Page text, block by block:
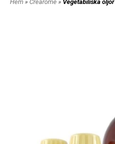
Hem » Crearome » Vegetabiliska oljor